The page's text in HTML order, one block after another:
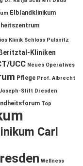
Elblandklinikum
Klinik Schloss Pulsnitz
Kliniken
UCC Neues Operatives
Pflege Prof. Albrecht
Stift Dresden
Top
Carl
Wellness